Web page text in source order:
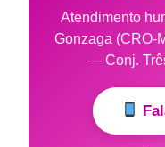
Atendimento
Gonzaga (CRO-
— Conj.